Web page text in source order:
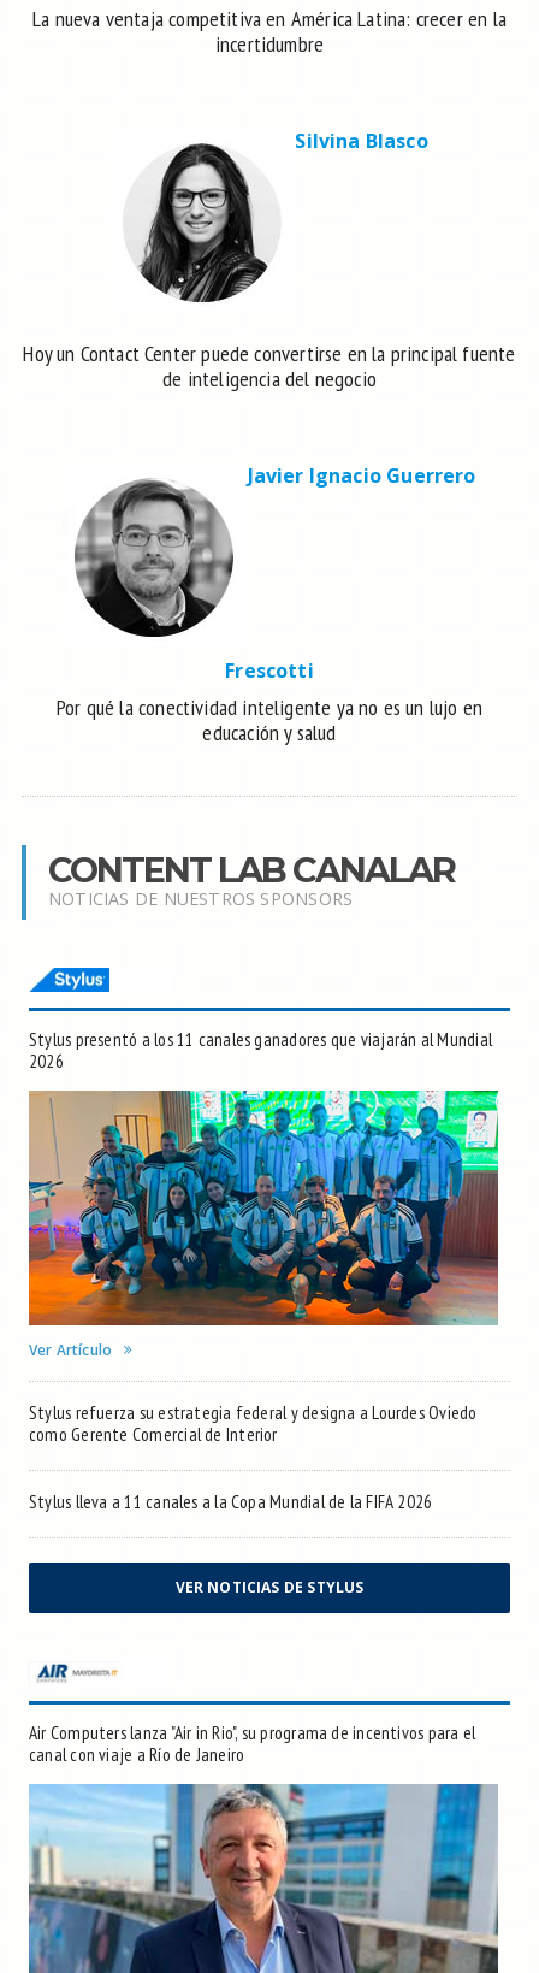
La nueva ventaja competitiva en América Latina: crecer en la
incertidumbre
Silvina Blasco
Hoy un Contact Center puede convertirse en la principal fuente
de inteligencia del negocio
Javier Ignacio Guerrero
Frescotti
Por qué la conectividad inteligente ya no es un lujo en
educación y salud
CONTENT LAB CANALAR
NOTICIAS DE NUESTROS SPONSORS
Stylus presentó a los 11 canales ganadores que viajarán al Mundial
2026
Ver Artículo
Stylus refuerza su estrategia federal y designa a Lourdes Oviedo
como Gerente Comercial de Interior
Stylus lleva a 11 canales a la Copa Mundial de la FIFA 2026
VER NOTICIAS DE STYLUS
Air Computers lanza "Air in Rio", su programa de incentivos para el
canal con viaje a Río de Janeiro